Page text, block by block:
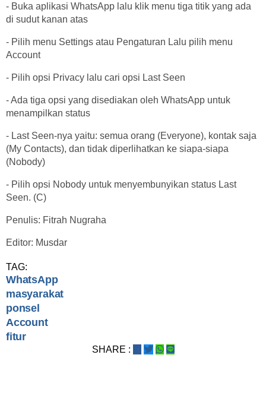
- Buka aplikasi WhatsApp lalu klik menu tiga titik yang ada
di sudut kanan atas
- Pilih menu Settings atau Pengaturan Lalu pilih menu
Account
- Pilih opsi Privacy lalu cari opsi Last Seen
- Ada tiga opsi yang disediakan oleh WhatsApp untuk
menampilkan status
- Last Seen-nya yaitu: semua orang (Everyone), kontak saja
(My Contacts), dan tidak diperlihatkan ke siapa-siapa
(Nobody)
- Pilih opsi Nobody untuk menyembunyikan status Last
Seen. (C)
Penulis: Fitrah Nugraha
Editor: Musdar
TAG:
WhatsApp
masyarakat
ponsel
Account
fitur
SHARE :